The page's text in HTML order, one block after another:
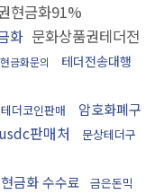
현금화91%
화 문화상품권테더전
금화문의 테더전송대행
테더코인판매
암호화폐구
usdc판매처
문상테더구
금화 수수료
금은돈믹